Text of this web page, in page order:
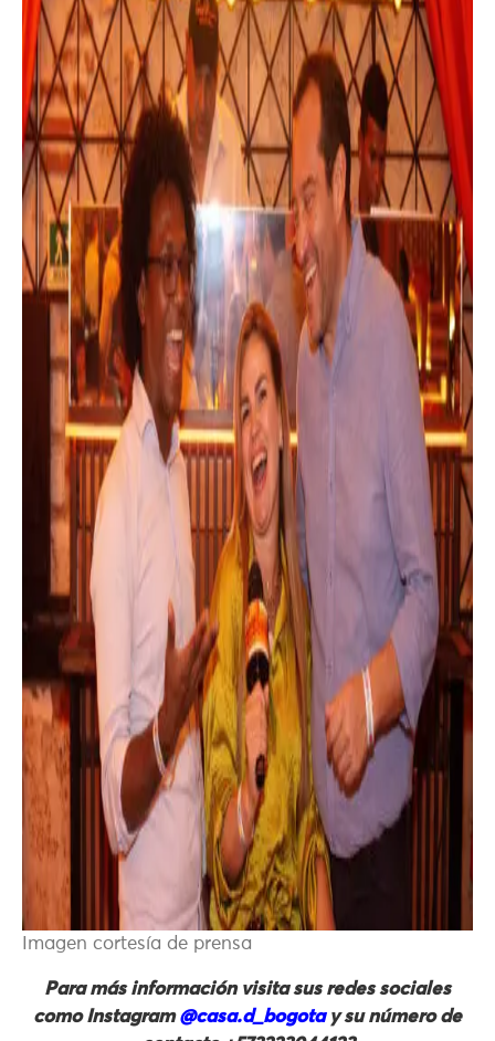
Imagen cortesía de prensa
Para más información visita sus redes sociales
como Instagram@casa.d_bogotay su número de